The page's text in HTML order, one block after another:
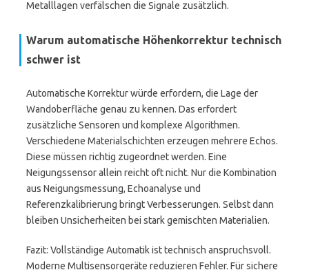
Metalllagen verfälschen die Signale zusätzlich.
Warum automatische Höhenkorrektur technisch
schwer ist
Automatische Korrektur würde erfordern, die Lage der
Wandoberfläche genau zu kennen. Das erfordert
zusätzliche Sensoren und komplexe Algorithmen.
Verschiedene Materialschichten erzeugen mehrere Echos.
Diese müssen richtig zugeordnet werden. Eine
Neigungssensor allein reicht oft nicht. Nur die Kombination
aus Neigungsmessung, Echoanalyse und
Referenzkalibrierung bringt Verbesserungen. Selbst dann
bleiben Unsicherheiten bei stark gemischten Materialien.
Fazit: Vollständige Automatik ist technisch anspruchsvoll.
Moderne Multisensorgeräte reduzieren Fehler. Für sichere